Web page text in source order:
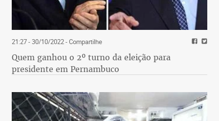
21:27 - 30/10/2022- Compartilhe
Quem ganhou o 2º turno da eleição para
presidente em Pernambuco